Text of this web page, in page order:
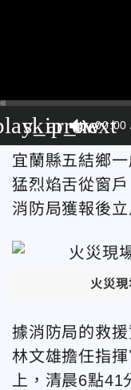
skip_next
00:00
宜蘭縣五結鄉
猛烈焰舌從窗
消防局獲報後
火災現
據消防局的救
林文雄擔任指
上，清晨6點